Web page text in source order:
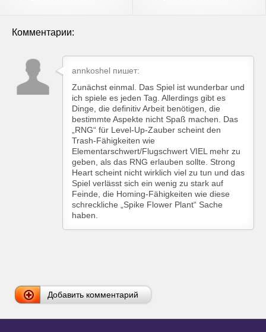
Комментарии:
annkoshel пишет:
Zunächst einmal. Das Spiel ist wunderbar und
ich spiele es jeden Tag. Allerdings gibt es
Dinge, die definitiv Arbeit benötigen, die
bestimmte Aspekte nicht Spaß machen. Das
„RNG“ für Level-Up-Zauber scheint den
Trash-Fähigkeiten wie
Elementarschwert/Flugschwert VIEL mehr zu
geben, als das RNG erlauben sollte. Strong
Heart scheint nicht wirklich viel zu tun und das
Spiel verlässt sich ein wenig zu stark auf
Feinde, die Homing-Fähigkeiten wie diese
schreckliche „Spike Flower Plant“ Sache
haben.
Добавить комментарий